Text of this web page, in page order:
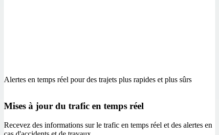
Alertes en temps réel pour des trajets plus rapides et plus sûrs
Mises à jour du trafic en temps réel
Recevez des informations sur le trafic en temps réel et des alertes en